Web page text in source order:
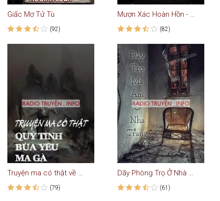
Giấc Mơ Tử Tù
(92)
Mượn Xác Hoàn Hồn - Truyện Ma
(82)
Truyện ma có thật về Quỷ Tinh, Bùa Yêu và Ma Gà
(79)
Dãy Phòng Trọ Ở Nhà Trang
(61)